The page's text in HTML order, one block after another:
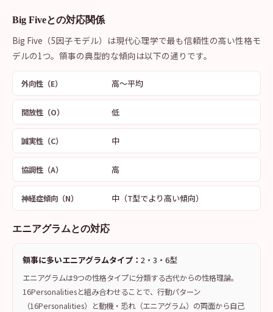
Big Fiveとの対応関係
Big Five（5因子モデル）は現代心理学で最も信頼性の高い性格モ
デルの1つ。領事の典型的な傾向は以下の通りです。
外向性（E） 高〜平均
開放性（O） 低
誠実性（C） 中
協調性（A） 高
神経症傾向（N） 中（T型でより高い傾向）
エニアグラムとの対応
領事に多いエニアグラムタイプ： 2・3・6型
エニアグラムは9つの性格タイプに分類する古代からの性格理論。
16Personalitiesと組み合わせることで、行動パターン
（16Personalities）と動機・恐れ（エニアグラム）の両面から自己